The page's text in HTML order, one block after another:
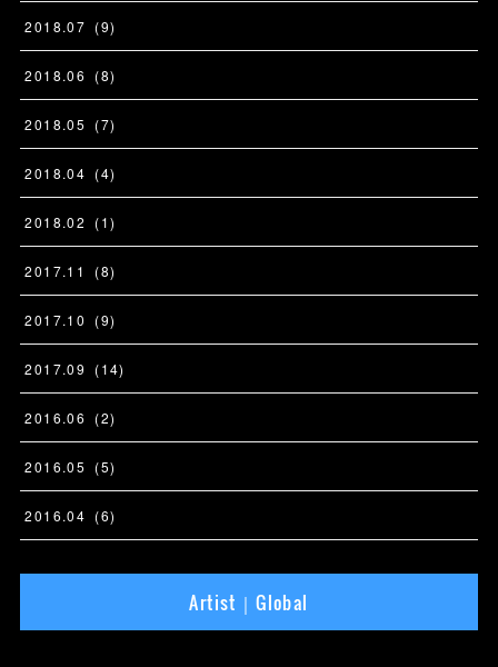
2018.07 (9)
2018.06 (8)
2018.05 (7)
2018.04 (4)
2018.02 (1)
2017.11 (8)
2017.10 (9)
2017.09 (14)
2016.06 (2)
2016.05 (5)
2016.04 (6)
Artist｜Global